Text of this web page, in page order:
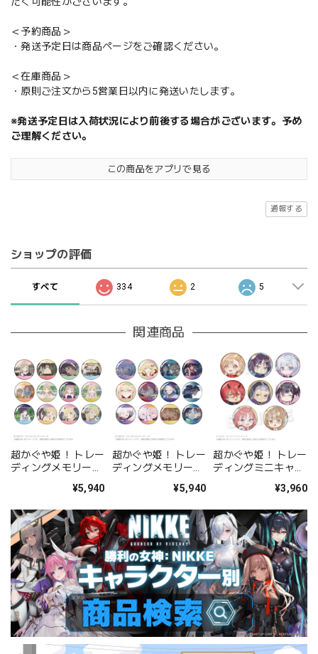
＜予約商品＞
・発送予定日は商品ページをご確認ください。
＜在庫商品＞
・原則ご注文から5営業日以内に発送いたします。
※発送予定日は入荷状況により前後する場合がございます。予め
ご理解ください。
この商品をアプリで見る
通報する
ショップの評価
すべて 334 2 5
関連商品
超かぐや姫！ トレー
ディングメモリーズ
¥5,940
超かぐや姫！ トレー
ディングメモリーズ
¥5,940
超かぐや姫！ トレー
ディングミニキャラ
¥3,960